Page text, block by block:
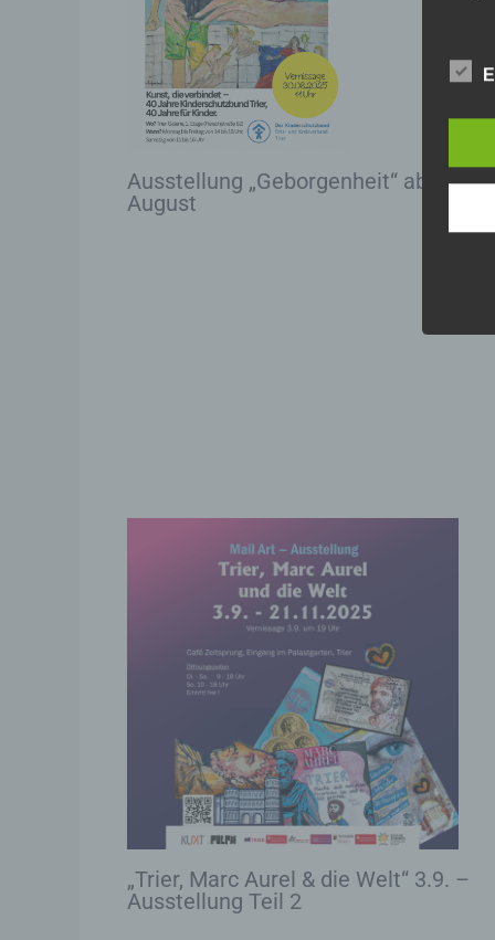
Ausstellung „Geborgenheit“ ab 30.
August
„Trier, Marc Aurel & die Welt“ 3.9. –
Ausstellung Teil 2
a)